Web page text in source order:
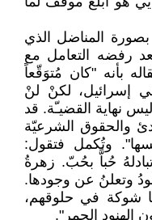
المناضل الذي
رفضه التعامل مع
بأنه "كان مُتوَقّعاً
إسرائيل، لكنْ لنْ
نهاية القضيـّة. قد
والحقوق الشرعيّة
وتُكمل فتقول:
حُباًّ بحُبّ. زهرةُ
تعودُ وتعلنُ عن وجودها.
شوكة في حلوقهم،
الحمر".